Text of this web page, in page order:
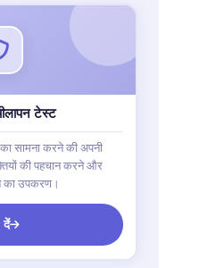
टेस्ट
का सामना करने की अपनी
की पहचान करने और
का उपकरण।
दें